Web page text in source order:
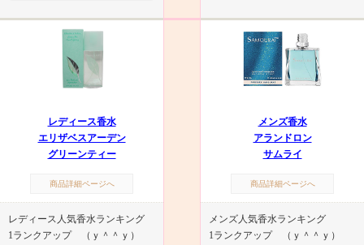
レディース香水
エリザベスアーデン
グリーンティー
商品詳細ページへ
メンズ香水
アランドロン
サムライ
商品詳細ページへ
レディース人気香水ランキング
1ランクアップ （ｙ＾＾ｙ）
メンズ人気香水ランキング
1ランクアップ （ｙ＾＾ｙ）